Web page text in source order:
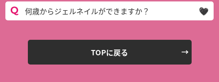
何歳からジェルネイルができますか？
TOPに戻る